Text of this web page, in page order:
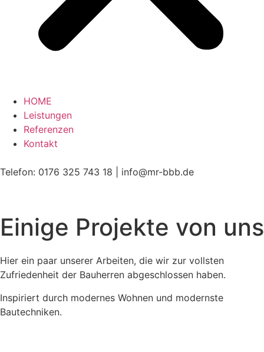
HOME
Leistungen
Referenzen
Kontakt
Telefon: 0176 325 743 18 | info@mr-bbb.de
Einige Projekte von uns
Hier ein paar unserer Arbeiten, die wir zur vollsten
Zufriedenheit der Bauherren abgeschlossen haben.
Inspiriert durch modernes Wohnen und modernste
Bautechniken.